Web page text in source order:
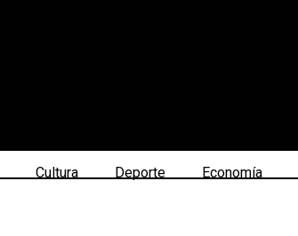
Cultura Deporte Economía